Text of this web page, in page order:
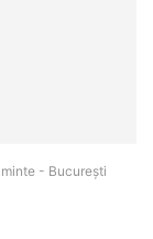
- Bucureşti